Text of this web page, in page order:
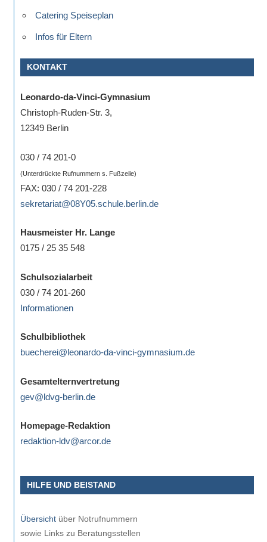
Catering Speiseplan
Infos für Eltern
KONTAKT
Leonardo-da-Vinci-Gymnasium
Christoph-Ruden-Str. 3,
12349 Berlin
030 / 74 201-0
(Unterdrückte Rufnummern s. Fußzeile)
FAX: 030 / 74 201-228
sekretariat@08Y05.schule.berlin.de
Hausmeister Hr. Lange
0175 / 25 35 548
Schulsozialarbeit
030 / 74 201-260
Informationen
Schulbibliothek
buecherei@leonardo-da-vinci-gymnasium.de
Gesamtelternvertretung
gev@ldvg-berlin.de
Homepage-Redaktion
redaktion-ldv@arcor.de
HILFE UND BEISTAND
Übersichtüber Notrufnummern
sowie Links zu Beratungsstellen